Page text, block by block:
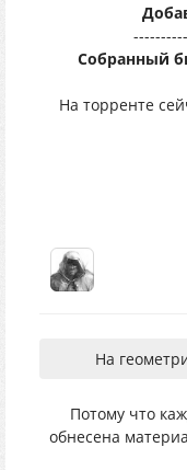
Собранный
На торренте
На
Потому что
обнесена